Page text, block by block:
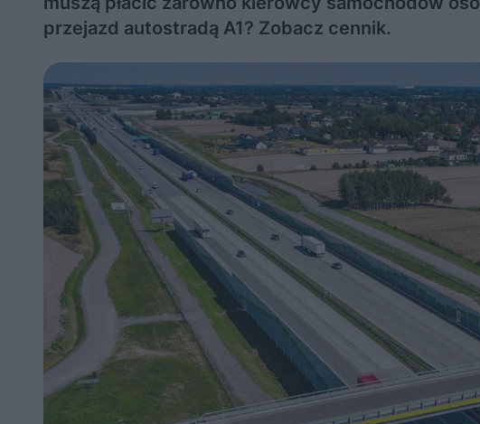
przejazd autostradą A1? Zobacz cennik.